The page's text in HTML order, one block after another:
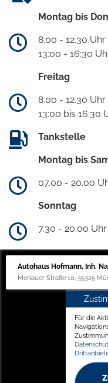
Montag bis
8.00 - 12.30 Uhr
13:00 - 16:30
Freitag
8.00 - 12.30 Uhr
13:00 bis 16:30
Tankstelle
Montag bis
07.00 - 20.00
Sonntag
7.30 - 20.00 Uhr
Autohaus Hofmann, Inh.
Merlauer Straße 10, 35325
Für die